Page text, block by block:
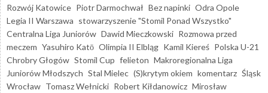
Rozwój Katowice Piotr Darmochwał Bez napinki Odra Opole
Legia II Warszawa stowarzyszenie "Stomil Ponad Wszystko"
Centralna Liga Juniorów Dawid Mieczkowski Rozmowa przed
meczem Yasuhiro Katō Olimpia II Elbląg Kamil Kiereś Polska U-21
Chrobry Głogów Stomil Cup felieton Makroregionalna Liga
Juniorów Młodszych Stal Mielec (S)krytym okiem komentarz Śląsk
Wrocław Tomasz Wełnicki Robert Kiłdanowicz Mirosław